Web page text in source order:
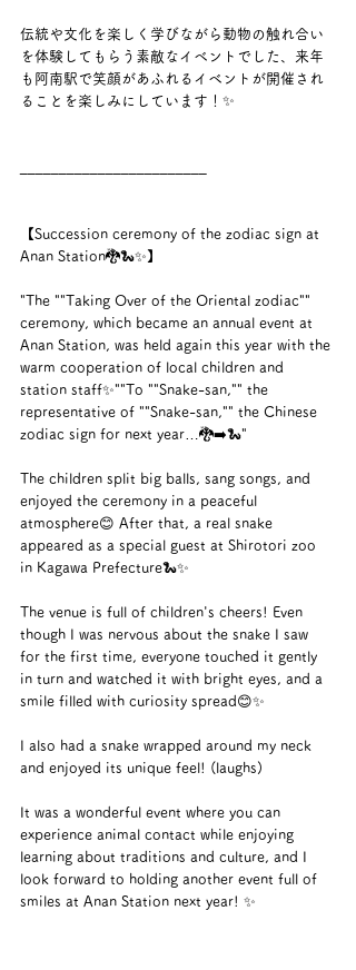
伝統や文化を楽しく学びながら動物の触れ合い
を体験してもらう素敵なイベントでした、来年
も阿南駅で笑顔があふれるイベントが開催され
ることを楽しみにしています！✨
【Succession ceremony of the zodiac sign at
Anan Station🐉🐍✨】
"The ""Taking Over of the Oriental zodiac""
ceremony, which became an annual event at
Anan Station, was held again this year with the
warm cooperation of local children and
station staff✨""To ""Snake-san,"" the
representative of ""Snake-san,"" the Chinese
zodiac sign for next year…🐉➡️🐍"
The children split big balls, sang songs, and
enjoyed the ceremony in a peaceful
atmosphere😊 After that, a real snake
appeared as a special guest at Shirotori zoo
in Kagawa Prefecture🐍✨
The venue is full of children's cheers! Even
though I was nervous about the snake I saw
for the first time, everyone touched it gently
in turn and watched it with bright eyes, and a
smile filled with curiosity spread😊✨
I also had a snake wrapped around my neck
and enjoyed its unique feel! (laughs)
It was a wonderful event where you can
experience animal contact while enjoying
learning about traditions and culture, and I
look forward to holding another event full of
smiles at Anan Station next year! ✨